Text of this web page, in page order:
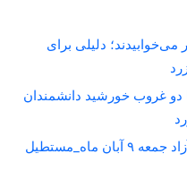
دلیلی برای
غروب خورشید دانشمندان
آخرین قیمت ماشین در بازار آزاد جمعه ۹ آبان ماه_مستطیل